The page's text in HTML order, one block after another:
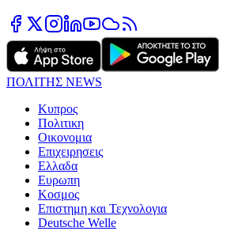
ΠΟΛΙΤΗΣ NEWS
Κυπρος
Πολιτικη
Οικονομια
Επιχειρησεις
Ελλαδα
Ευρωπη
Κοσμος
Επιστημη και Τεχνολογια
Deutsche Welle